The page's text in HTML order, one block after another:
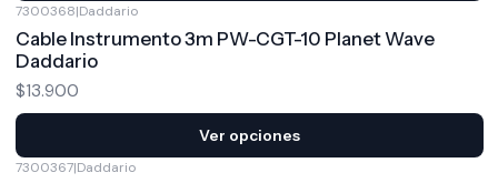
7300368|Daddario
Cable Instrumento 3m PW-CGT-10 Planet Wave
Daddario
$13.900
Ver opciones
7300367|Daddario